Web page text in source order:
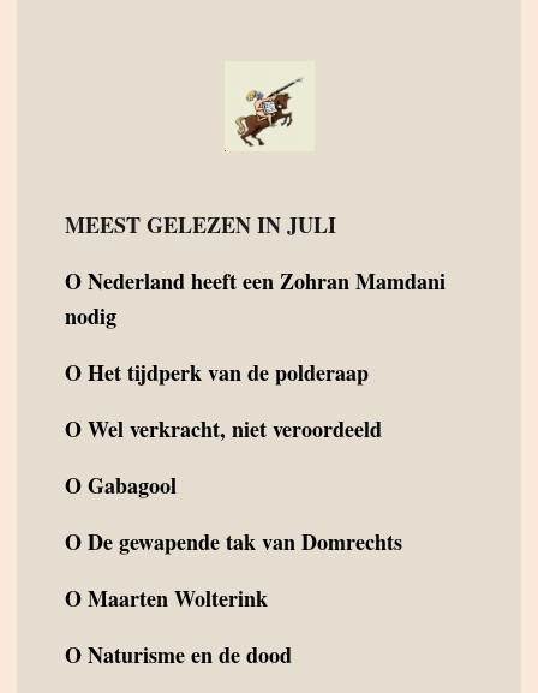
MEEST GELEZEN IN JULI
ONederland heeft een Zohran Mamdani
nodig
OHet tijdperk van de polderaap
OWel verkracht, niet veroordeeld
OGabagool
ODe gewapende tak van Domrechts
OMaarten Wolterink
ONaturisme en de dood